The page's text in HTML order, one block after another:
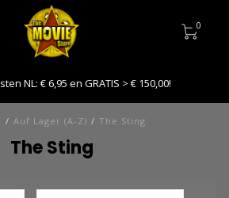
0
NL: € 6,95 en GRATIS > € 150,00!
/ Auf Lager (A-Z) / The Sting
The Sting